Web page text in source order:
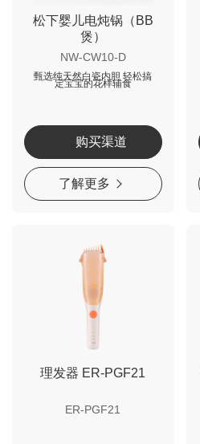
松下婴儿电炖锅（BB
煲）
NW-CW10-D
甄选纯天然白瓷内胆 轻松搞
定宝宝的花样辅食
购买渠道
了解更多
理发器 ER-PGF21
ER-PGF21